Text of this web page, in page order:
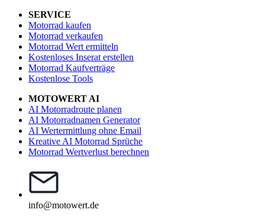
SERVICE
Motorrad kaufen
Motorrad verkaufen
Motorrad Wert ermitteln
Kostenloses Inserat erstellen
Motorrad Kaufverträge
Kostenlose Tools
MOTOWERT AI
AI Motorradroute planen
AI Motorradnamen Generator
AI Wertermittlung ohne Email
Kreative AI Motorrad Sprüche
Motorrad Wertverlust berechnen
info@motowert.de